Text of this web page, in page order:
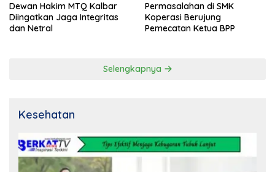
Dewan Hakim MTQ Kalbar
Diingatkan Jaga Integritas
dan Netral
Permasalahan di SMK
Koperasi Berujung
Pemecatan Ketua BPP
Selengkapnya
Kesehatan